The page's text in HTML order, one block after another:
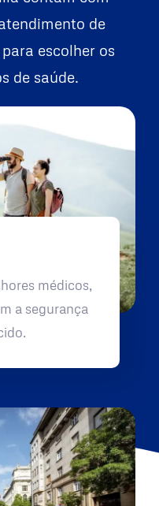
de
escolher os
de saúde.
médicos,
a segurança